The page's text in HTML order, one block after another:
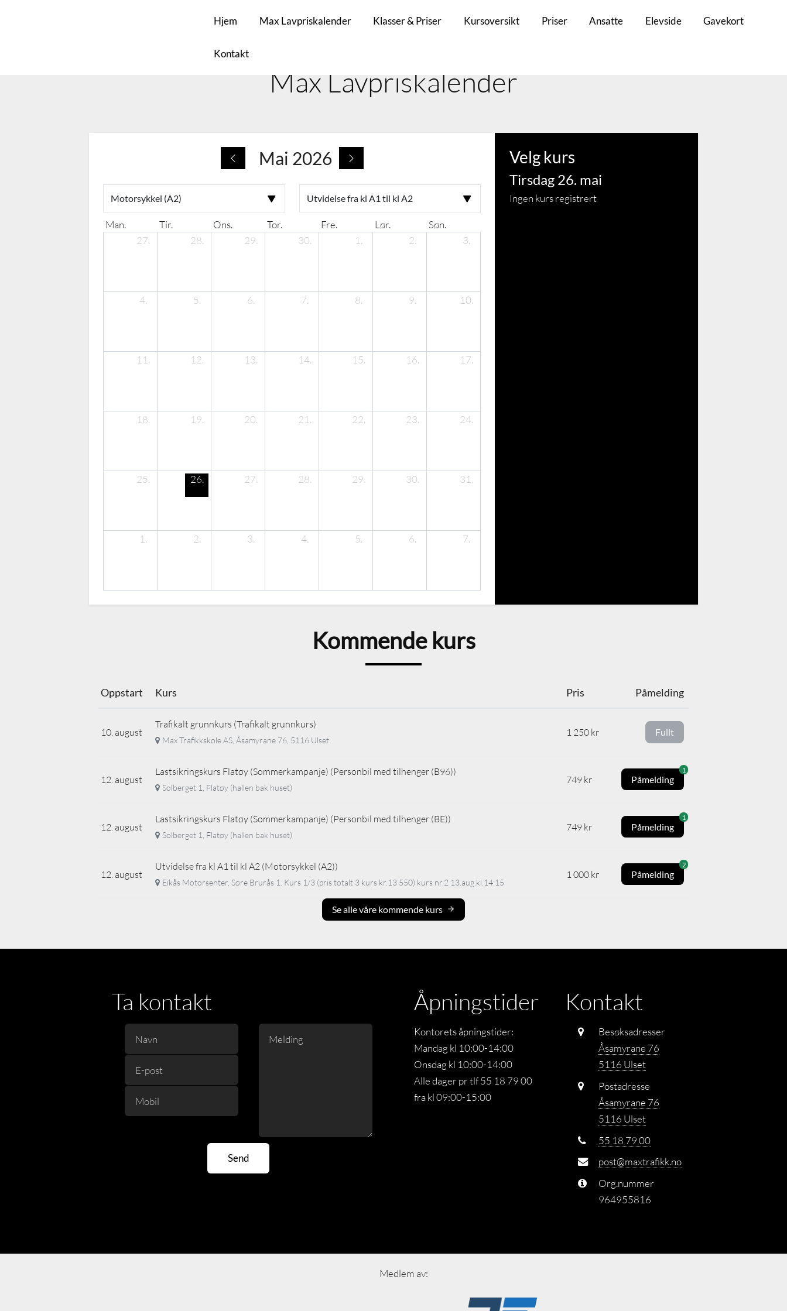
Hjem Max Lavpriskalender Klasser & Priser Kursoversikt Priser Ansatte Elevside Gavekort
Kontakt
Max Lavpriskalender
Mai 2026
Man. Tir. Ons. Tor. Fre. Lør.
Søn.
27.
28. 29. 30. 1. 2. 3.
4. 5. 6. 7. 8. 9. 10.
11. 12. 13. 14. 15. 16. 17.
18. 19. 20. 21. 22. 23. 24.
25. 26. 27. 28. 29. 30. 31.
1. 2. 3. 4. 5. 6. 7.
Velg kurs
Tirsdag 26. mai
Ingen kurs registrert
Kommende kurs
Oppstart Kurs Pris Påmelding
10. august
Trafikalt grunnkurs (Trafikalt grunnkurs)
Max Trafikkskole AS, Åsamyrane 76, 5116 Ulset
1 250 kr Fullt
12. august
Lastsikringskurs Flatøy (Sommerkampanje) (Personbil med tilhenger (B96))
Solberget 1, Flatøy (hallen bak huset)
749 kr Påmelding
1
12. august
Lastsikringskurs Flatøy (Sommerkampanje) (Personbil med tilhenger (BE))
Solberget 1, Flatøy (hallen bak huset)
749 kr Påmelding
1
12. august
Utvidelse fra kl A1 til kl A2 (Motorsykkel (A2))
Eikås Motorsenter, Søre Brurås 1. Kurs 1/3 (pris totalt 3 kurs kr.13 550) kurs nr.2 13.aug.kl.14:15
1 000 kr Påmelding
2
Se alle våre kommende kurs
Ta kontakt Åpningstider
Kontorets åpningstider:
Mandag kl 10:00-14:00
Onsdag kl 10:00-14:00
Alle dager pr tlf 55 18 79 00
fra kl 09:00-15:00
Kontakt
Besøksadresser
Åsamyrane 76
5116 Ulset
Postadresse
Åsamyrane 76
5116 Ulset
55 18 79 00
post@maxtrafikk.no
Org.nummer
964955816
Medlem av: